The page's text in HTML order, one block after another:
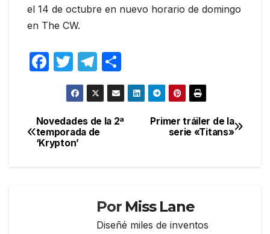
el 14 de octubre en nuevo horario de domingo
en The CW.
F
e
b
T
w
itt
er
T
el
e
gr
a
o
m
p
Navegación
de
Primer tráiler de la
serie «Titans»
Novedades de la 2ª
temporada de
‘Krypton’
Por Miss Lane
Diseñé miles de inventos